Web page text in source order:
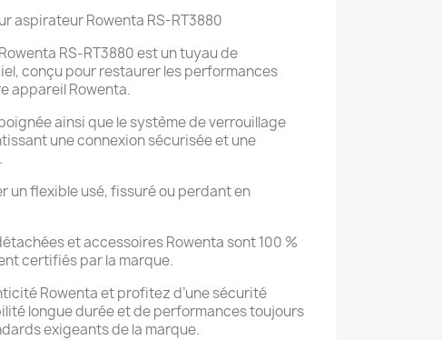
aspirateur Rowenta RS-RT3880
RS‑RT3880 est un tuyau de
conçu pour restaurer les performances
appareil Rowenta.
ainsi que le système de verrouillage
une connexion sécurisée et une
un flexible usé, fissuré ou perdant en
et accessoires Rowenta sont 100 %
certifiés par la marque.
Rowenta et profitez d’une sécurité
longue durée et de performances toujours
exigeants de la marque.